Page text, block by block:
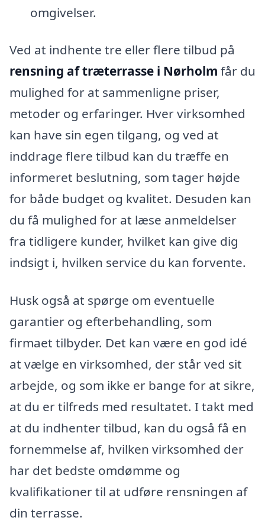
omgivelser.
Ved at indhente tre eller flere tilbud på
rensning af træterrasse i Nørholm får du
mulighed for at sammenligne priser,
metoder og erfaringer. Hver virksomhed
kan have sin egen tilgang, og ved at
inddrage flere tilbud kan du træffe en
informeret beslutning, som tager højde
for både budget og kvalitet. Desuden kan
du få mulighed for at læse anmeldelser
fra tidligere kunder, hvilket kan give dig
indsigt i, hvilken service du kan forvente.
Husk også at spørge om eventuelle
garantier og efterbehandling, som
firmaet tilbyder. Det kan være en god idé
at vælge en virksomhed, der står ved sit
arbejde, og som ikke er bange for at sikre,
at du er tilfreds med resultatet. I takt med
at du indhenter tilbud, kan du også få en
fornemmelse af, hvilken virksomhed der
har det bedste omdømme og
kvalifikationer til at udføre rensningen af
din terrasse.